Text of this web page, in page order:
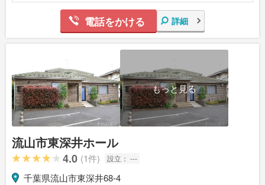
電話をかける 詳細
もっと見る
流山市東深井ホール
4.0 (1件) 設立： ---
千葉県流山市東深井68-4